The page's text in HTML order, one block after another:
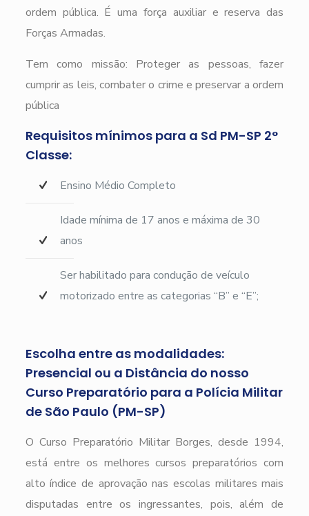
ordem pública. É uma força auxiliar e reserva das
Forças Armadas.
Tem como missão: Proteger as pessoas, fazer
cumprir as leis, combater o crime e preservar a ordem
pública
Requisitos mínimos para a Sd PM-SP 2°
Classe:
Ensino Médio Completo
Idade mínima de 17 anos e máxima de 30
anos
Ser habilitado para condução de veículo
motorizado entre as categorias “B” e “E”;
Escolha entre as modalidades:
Presencial ou a Distância do nosso
Curso Preparatório para a Polícia Militar
de São Paulo (PM-SP)
O Curso Preparatório Militar Borges, desde 1994,
está entre os melhores cursos preparatórios com
alto índice de aprovação nas escolas militares mais
disputadas entre os ingressantes, pois, além de